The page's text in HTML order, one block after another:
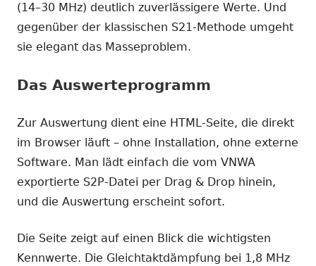
(14–30 MHz) deutlich zuverlässigere Werte. Und
gegenüber der klassischen S21-Methode umgeht
sie elegant das Masseproblem.
Das Auswerteprogramm
Zur Auswertung dient eine HTML-Seite, die direkt
im Browser läuft – ohne Installation, ohne externe
Software. Man lädt einfach die vom VNWA
exportierte S2P-Datei per Drag & Drop hinein,
und die Auswertung erscheint sofort.
Die Seite zeigt auf einen Blick die wichtigsten
Kennwerte. Die Gleichtaktdämpfung bei 1,8 MHz